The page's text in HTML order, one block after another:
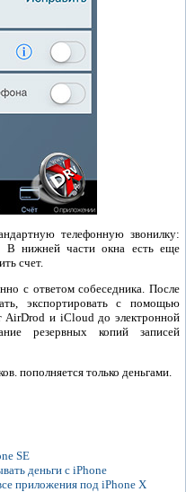
телефонную звонилку:
В нижней части окна есть еще
счет.
с ответом собеседника. После
экспортировать с помощью
AirDrod и iCloud до электронной
резервных копий записей
пополняется только деньгами.
SE
деньги с iPhone
приложения под iPhone X